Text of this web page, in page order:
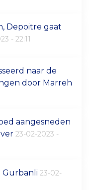
Depoitre gaat
- 22:11
naar de
door Marreh
aangesneden
23-02-2023 -
Gurbanli23-02-